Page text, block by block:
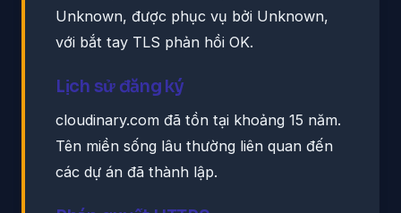
Unknown, được phục vụ bởi Unknown,
với bắt tay TLS phản hồi OK.
Lịch sử đăng ký
cloudinary.com đã tồn tại khoảng 15 năm.
Tên miền sống lâu thường liên quan đến
các dự án đã thành lập.